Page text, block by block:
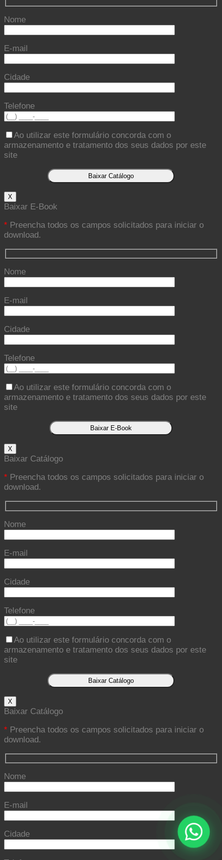
Nome
E-mail
Cidade
Telefone
Ao utilizar este formulário concorda com o
armazenamento e tratamento dos seus dados por este
site
X
Baixar E-Book
* Preencha todos os campos solicitados para iniciar o
download.
Nome
E-mail
Cidade
Telefone
Ao utilizar este formulário concorda com o
armazenamento e tratamento dos seus dados por este
site
X
Baixar Catálogo
* Preencha todos os campos solicitados para iniciar o
download.
Nome
E-mail
Cidade
Telefone
Ao utilizar este formulário concorda com o
armazenamento e tratamento dos seus dados por este
site
X
Baixar Catálogo
* Preencha todos os campos solicitados para iniciar o
download.
Nome
E-mail
Cidade